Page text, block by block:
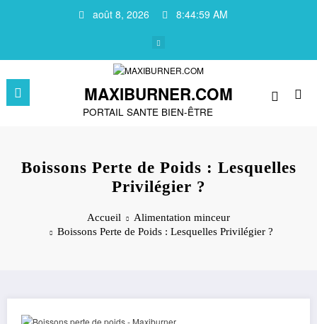
août 8, 2026 8:45:00 AM
MAXIBURNER.COM
PORTAIL SANTE BIEN-ÊTRE
Boissons Perte de Poids : Lesquelles
Privilégier ?
Accueil
Alimentation minceur
Boissons Perte de Poids : Lesquelles Privilégier ?